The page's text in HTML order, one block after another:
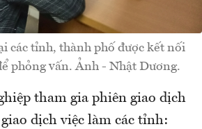
các tỉnh, thành phố được kết nối
phỏng vấn. Ảnh - Nhật Dương.
tham gia phiên giao dịch
dịch việc làm các tỉnh: